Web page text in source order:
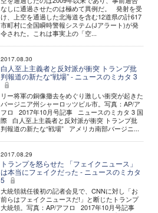
なしに通過させたのは極めて異例だ。 発射を受
け、上空を通過した北海道を含む12道県の計617
市町村に全国瞬時警報システム(Jアラート)が発
令された。これは事実上の「空...
2017.08.30
白人至上主義者と反対派が衝突 トランプ批
判報道の新たな“戦場” - ニュースのミカタ 3
リー将軍の銅像撤去をめぐり激しい衝突が起きた
バージニア州シャーロッツビル市。写真：AP/ア
フロ 2017年10月号記事 ニュースのミカタ 3 国
際 白人至上主義者と反対派が衝突 トランプ批
判報道の新たな“戦場” アメリカ南部バージニ...
2017.08.29
トランプを怒らせた 「フェイクニュース」
は本当にフェイクだった - ニュースのミカタ
5
大統領就任後初の記者会見で、CNNに対し「お
前らはフェイクニュースだ!」と断じたトランプ
大統領。写真：AP/アフロ 2017年10月号記事